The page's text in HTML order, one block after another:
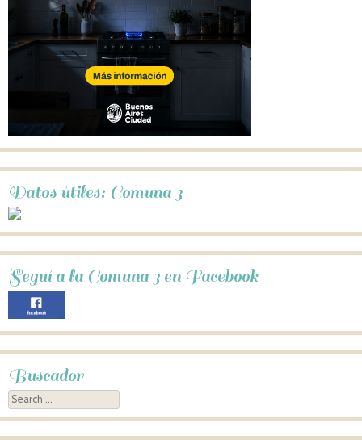
Datos útiles: Comuna 3
Seguí a la Comuna 3 en Facebook
Buscador
Search